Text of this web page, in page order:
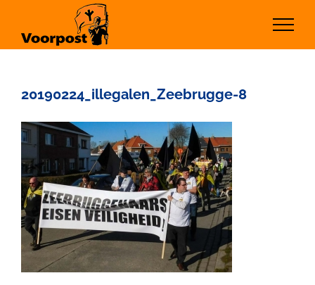
inhoud
20190224_illegalen_Zeebrugge-8